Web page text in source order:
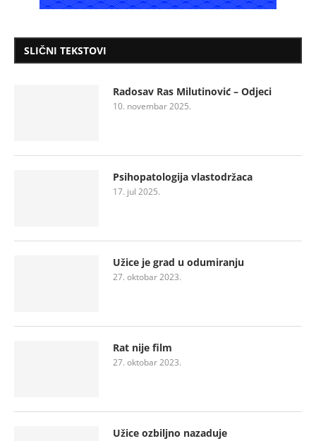
SLIČNI TEKSTOVI
Radosav Ras Milutinović – Odjeci
10. novembar 2025.
Psihopatologija vlastodržaca
17. jul 2025.
Užice je grad u odumiranju
27. oktobar 2023.
Rat nije film
27. oktobar 2023.
Užice ozbiljno nazaduje